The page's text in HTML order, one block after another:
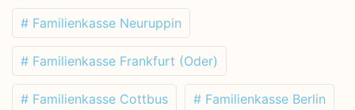
# Familienkasse Neuruppin
# Familienkasse Frankfurt (Oder)
# Familienkasse Cottbus # Familienkasse Berlin